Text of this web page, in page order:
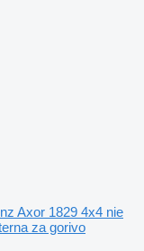
Axor 1829 4x4 nie
za gorivo